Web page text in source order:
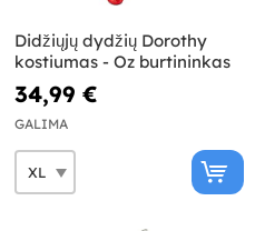
Didžiųjų dydžių Dorothy
kostiumas - Oz burtininkas
34,99 €
GALIMA